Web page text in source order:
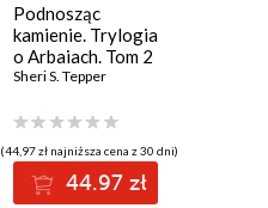
Podnosząc
kamienie. Trylogia
o Arbaiach. Tom 2
Sheri S. Tepper
(44,97 zł najniższa cena z 30 dni)
44.97 zł